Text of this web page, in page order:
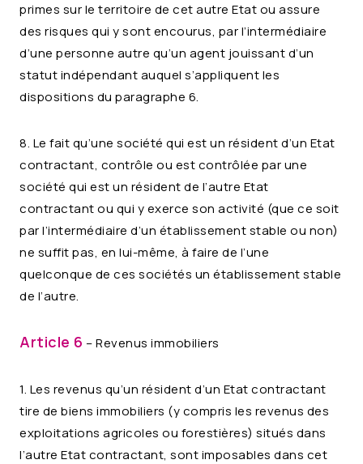
primes sur le territoire de cet autre Etat ou assure
des risques qui y sont encourus, par l’intermédiaire
d’une personne autre qu’un agent jouissant d’un
statut indépendant auquel s’appliquent les
dispositions du paragraphe 6.
8. Le fait qu’une société qui est un résident d’un Etat
contractant, contrôle ou est contrôlée par une
société qui est un résident de l’autre Etat
contractant ou qui y exerce son activité (que ce soit
par l’intermédiaire d’un établissement stable ou non)
ne suffit pas, en lui-même, à faire de l’une
quelconque de ces sociétés un établissement stable
de l’autre.
Article 6 – Revenus immobiliers
1. Les revenus qu’un résident d’un Etat contractant
tire de biens immobiliers (y compris les revenus des
exploitations agricoles ou forestières) situés dans
l’autre Etat contractant, sont imposables dans cet